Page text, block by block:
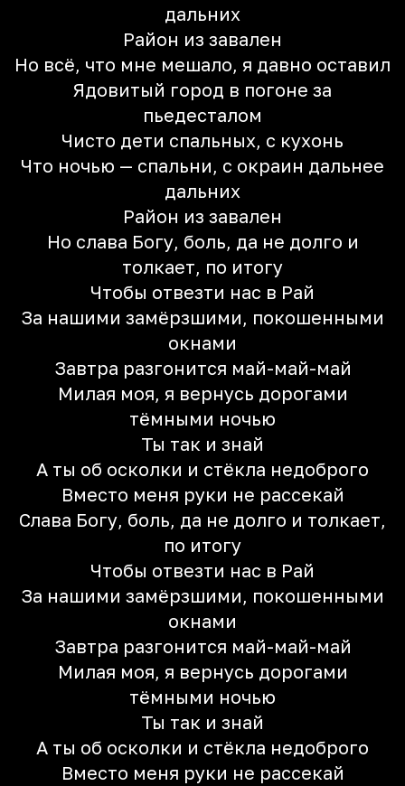
дальних
Район из завален
Но всё, что мне мешало, я давно оставил
Ядовитый город в погоне за
пьедесталом
Чисто дети спальных, с кухонь
Что ночью — спальни, с окраин дальнее
дальних
Район из завален
Но слава Богу, боль, да не долго и
толкает, по итогу
Чтобы отвезти нас в Рай
За нашими замёрзшими, покошенными
окнами
Завтра разгонится май-май-май
Милая моя, я вернусь дорогами
тёмными ночью
Ты так и знай
А ты об осколки и стёкла недоброго
Вместо меня руки не рассекай
Слава Богу, боль, да не долго и толкает,
по итогу
Чтобы отвезти нас в Рай
За нашими замёрзшими, покошенными
окнами
Завтра разгонится май-май-май
Милая моя, я вернусь дорогами
тёмными ночью
Ты так и знай
А ты об осколки и стёкла недоброго
Вместо меня руки не рассекай